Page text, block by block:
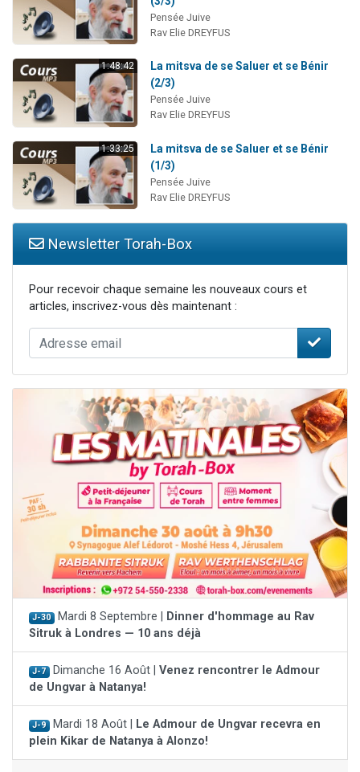
Il reste 49 places pour étudier en groupe sur Zoom
12 nouvelles musiques dans Torah-Box Music
Pensée Juive
Rav Elie DREYFUS
1:48:42
La mitsva de se Saluer et se Bénir
(2/3)
Pensée Juive
Rav Elie DREYFUS
1:33:25
La mitsva de se Saluer et se Bénir
(1/3)
Pensée Juive
Rav Elie DREYFUS
Newsletter Torah-Box
Pour recevoir chaque semaine les nouveaux cours et
articles, inscrivez-vous dès maintenant :
J-30 Mardi 8 Septembre | Dinner d'hommage au Rav
Sitruk à Londres — 10 ans déjà
J-7 Dimanche 16 Août | Venez rencontrer le Admour
de Ungvar à Natanya!
J-9 Mardi 18 Août | Le Admour de Ungvar recevra en
plein Kikar de Natanya à Alonzo!